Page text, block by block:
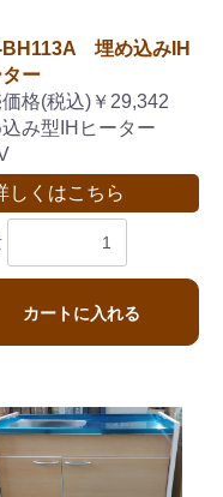
BH113A 埋め込みIH
ター
格(税込)￥29,342
込み型IHヒーター
しくはこちら
カートに入れる